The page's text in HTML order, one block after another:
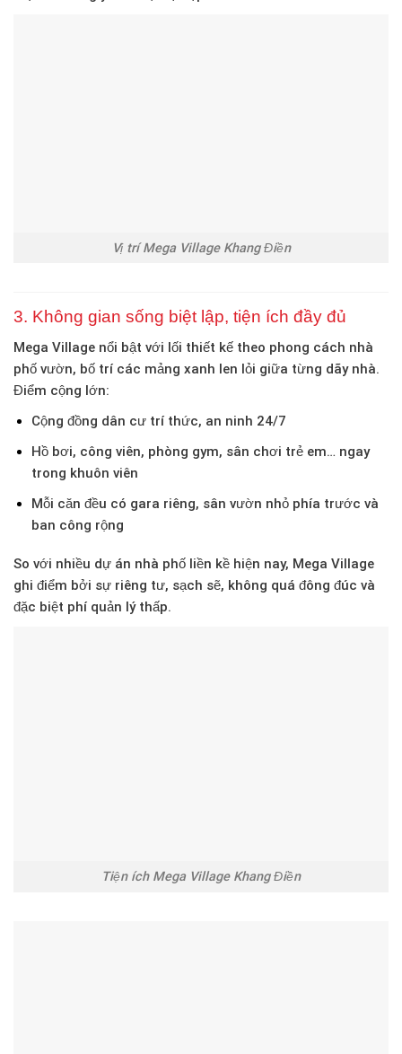
Vị trí Mega Village Khang Điền
3. Không gian sống biệt lập, tiện ích đầy đủ
Mega Village nổi bật với lối thiết kế theo phong cách nhà
phố vườn, bố trí các mảng xanh len lỏi giữa từng dãy nhà.
Điểm cộng lớn:
Cộng đồng dân cư trí thức, an ninh 24/7
Hồ bơi, công viên, phòng gym, sân chơi trẻ em… ngay
trong khuôn viên
Mỗi căn đều có gara riêng, sân vườn nhỏ phía trước và
ban công rộng
So với nhiều dự án nhà phố liền kề hiện nay, Mega Village
ghi điểm bởi sự riêng tư, sạch sẽ, không quá đông đúc và
đặc biệt phí quản lý thấp.
Tiện ích Mega Village Khang Điền